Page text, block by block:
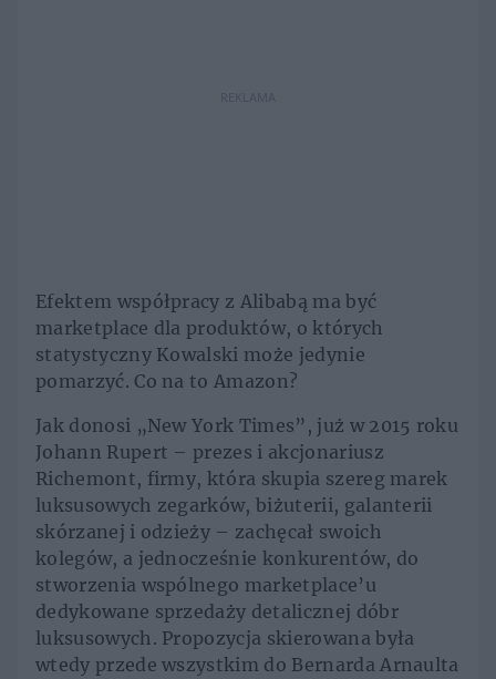
REKLAMA
Efektem współpracy z Alibabą ma być
marketplace dla produktów, o których
statystyczny Kowalski może jedynie
pomarzyć. Co na to Amazon?
Jak donosi „New York Times”, już w 2015 roku
Johann Rupert – prezes i akcjonariusz
Richemont, firmy, która skupia szereg marek
luksusowych zegarków, biżuterii, galanterii
skórzanej i odzieży – zachęcał swoich
kolegów, a jednocześnie konkurentów, do
stworzenia wspólnego marketplace’u
dedykowane sprzedaży detalicznej dóbr
luksusowych. Propozycja skierowana była
wtedy przede wszystkim do Bernarda Arnaulta